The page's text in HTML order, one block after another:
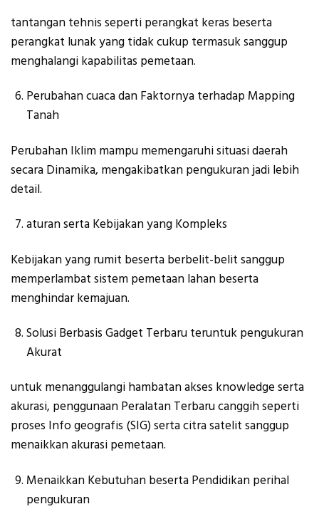
tantangan tehnis seperti perangkat keras beserta
perangkat lunak yang tidak cukup termasuk sanggup
menghalangi kapabilitas pemetaan.
Perubahan cuaca dan Faktornya terhadap Mapping
Tanah
Perubahan Iklim mampu memengaruhi situasi daerah
secara Dinamika, mengakibatkan pengukuran jadi lebih
detail.
aturan serta Kebijakan yang Kompleks
Kebijakan yang rumit beserta berbelit-belit sanggup
memperlambat sistem pemetaan lahan beserta
menghindar kemajuan.
Solusi Berbasis Gadget Terbaru teruntuk pengukuran
Akurat
untuk menanggulangi hambatan akses knowledge serta
akurasi, penggunaan Peralatan Terbaru canggih seperti
proses Info geografis (SIG) serta citra satelit sanggup
menaikkan akurasi pemetaan.
Menaikkan Kebutuhan beserta Pendidikan perihal
pengukuran